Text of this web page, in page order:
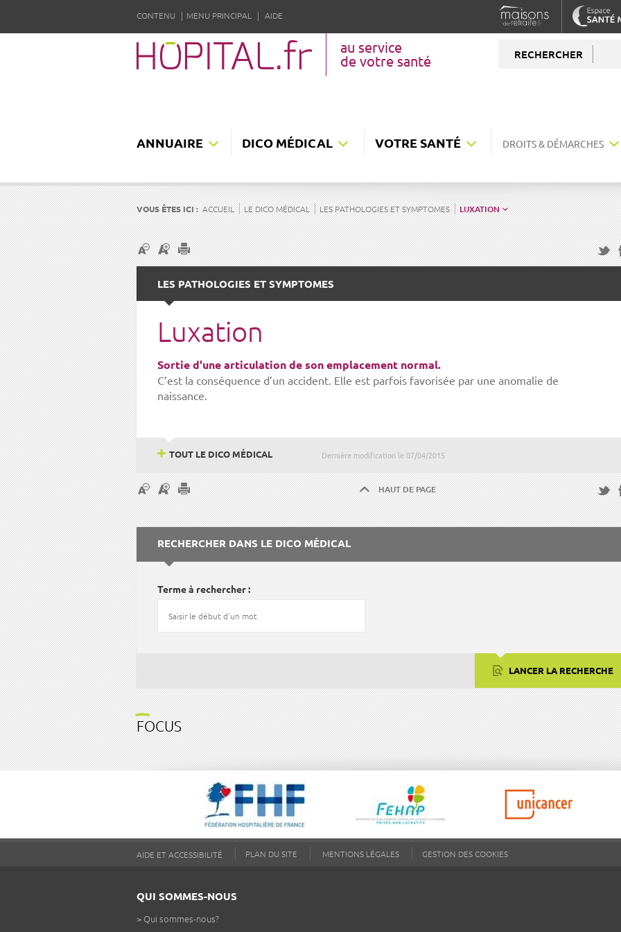
CONTENU MENU PRINCIPAL AIDE
au service
de votre santé
RECHERCHER
ANNUAIRE DICO MÉDICAL VOTRE SANTÉ DROITS & DÉMARCHES
VOUS ÊTES ICI : ACCUEIL LE DICO MÉDICAL LES PATHOLOGIES ET SYMPTOMES LUXATION
LES PATHOLOGIES ET SYMPTOMES
Luxation
Sortie d'une articulation de son emplacement normal.
C’est la conséquence d’un accident. Elle est parfois favorisée par une anomalie de
naissance.
Dernière modification le 07/04/2015
TOUT LE DICO MÉDICAL
HAUT DE PAGE
RECHERCHER DANS LE DICO MÉDICAL
Terme à rechercher
LANCER LA RECHERCHE
FOCUS
AIDE ET ACCESSIBILITÉ PLAN DU SITE MENTIONS LÉGALES GESTION DES COOKIES
QUI SOMMES-NOUS
> Qui sommes-nous?